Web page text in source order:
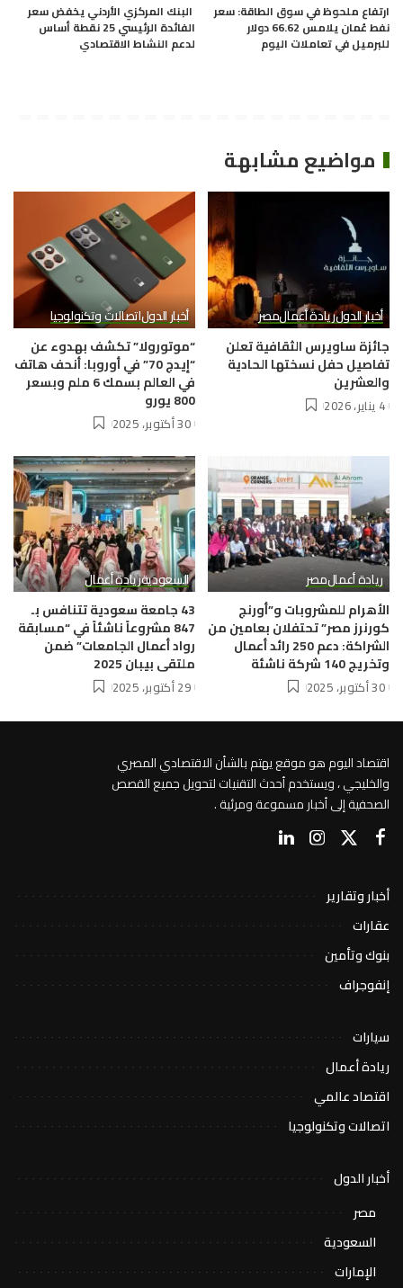
ارتفاع ملحوظ في سوق الطاقة: سعر
نفط عُمان يلامس 66.62 دولار
للبرميل في تعاملات اليوم
البنك المركزي الأردني يخفض سعر
الفائدة الرئيسي 25 نقطة أساس
لدعم النشاط الاقتصادي
مواضيع مشابهة
أخبار الدولريادة أعمالمصر
جائزة ساويرس الثقافية تعلن
تفاصيل حفل نسختها الحادية
والعشرين
4 يناير، 2026
أخبار الدولاتصالات وتكنولوجيا
“موتورولا” تكشف بهدوء عن
“إيدج 70” في أوروبا: أنحف هاتف
في العالم بسمك 6 ملم وبسعر
800 يورو
30 أكتوبر، 2025
ريادة أعمالمصر
الأهرام للمشروبات و”أورنج
كورنرز مصر” تحتفلان بعامين من
الشراكة: دعم 250 رائد أعمال
وتخريج 140 شركة ناشئة
30 أكتوبر، 2025
السعوديةريادة أعمال
43 جامعة سعودية تتنافس بـ
847 مشروعاً ناشئاً في “مسابقة
رواد أعمال الجامعات” ضمن
ملتقى بيبان 2025
29 أكتوبر، 2025
اقتصاد اليوم هو موقع يهتم بالشأن الاقتصادي المصري
والخليجي ، ويستخدم أحدث التقنيات لتحويل جميع القصص
الصحفية إلى أخبار مسموعة ومرئية .
أخبار وتقارير
عقارات
بنوك وتأمين
إنفوجراف
سيارات
ريادة أعمال
اقتصاد عالمي
اتصالات وتكنولوجيا
أخبار الدول
مصر
السعودية
الإمارات